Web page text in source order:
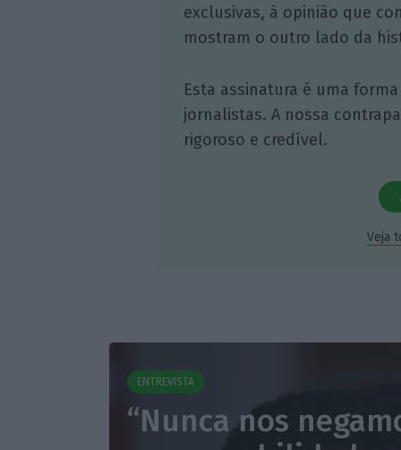
exclusivas, à opinião que
mostram o outro lado da
Esta assinatura é uma
jornalistas. A nossa
rigoroso e credível.
Veja
ENTREVISTA
“Nunca nos